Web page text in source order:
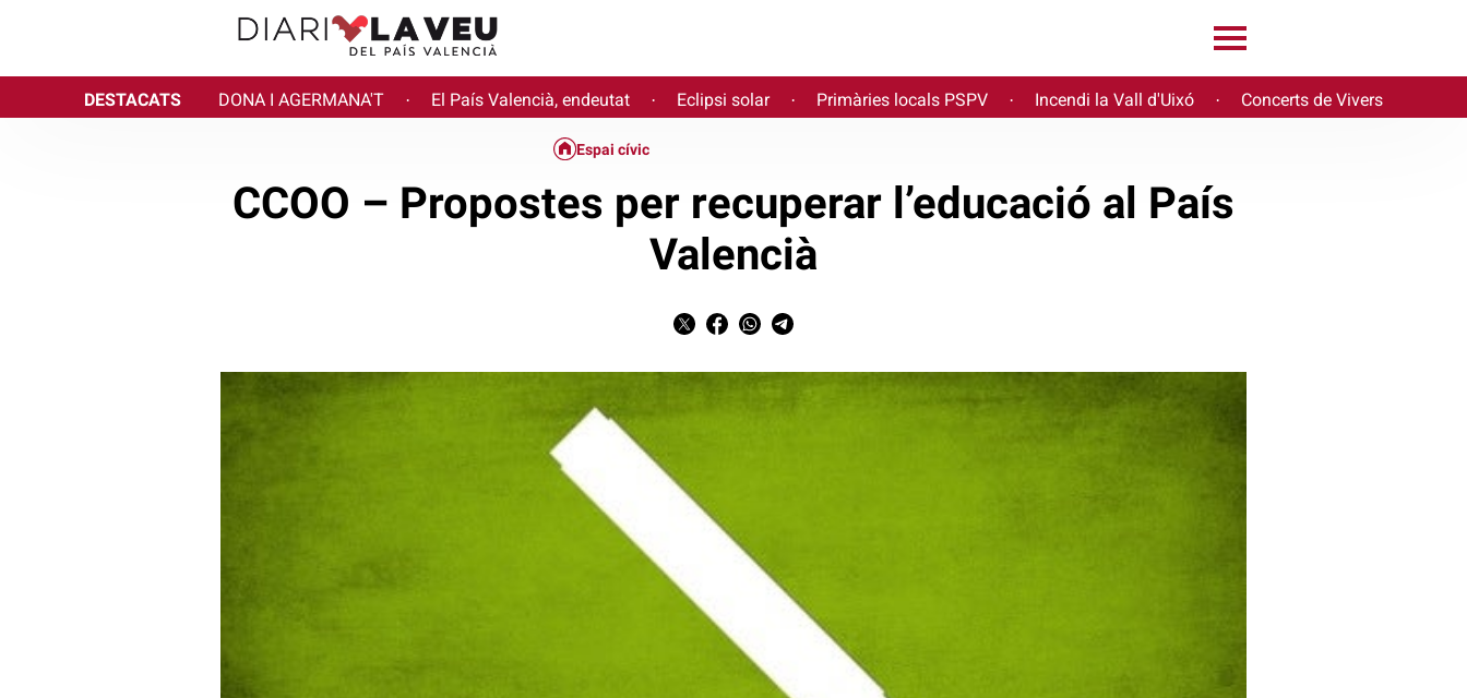
DESTACATS DONA I AGERMANA'T · El País Valencià, endeutat · Eclipsi solar · Primàries locals PSPV · Incendi la Vall d'Uixó · Concerts de Vivers
Espai cívic
CCOO – Propostes per recuperar l’educació al País
Valencià